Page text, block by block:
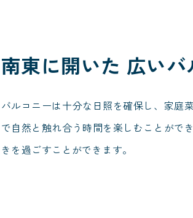
南東に開いた 広いバ
バルコニーは十分な日照を確保し、家庭
で自然と触れ合う時間を楽しむことがで
きを過ごすことができます。